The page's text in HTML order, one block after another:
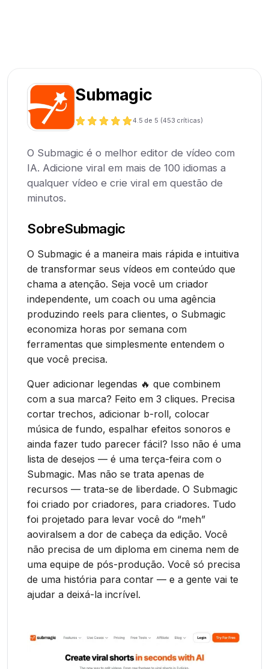
Submagic
4.5 de 5 (453 críticas)
O Submagic é o melhor editor de vídeo com
IA. Adicione viral em mais de 100 idiomas a
qualquer vídeo e crie viral em questão de
minutos.
SobreSubmagic
O Submagic é a maneira mais rápida e intuitiva
de transformar seus vídeos em conteúdo que
chama a atenção. Seja você um criador
independente, um coach ou uma agência
produzindo reels para clientes, o Submagic
economiza horas por semana com
ferramentas que simplesmente entendem o
que você precisa.
Quer adicionar legendas 🔥 que combinem
com a sua marca? Feito em 3 cliques. Precisa
cortar trechos, adicionar b-roll, colocar
música de fundo, espalhar efeitos sonoros e
ainda fazer tudo parecer fácil? Isso não é uma
lista de desejos — é uma terça-feira com o
Submagic. Mas não se trata apenas de
recursos — trata-se de liberdade. O Submagic
foi criado por criadores, para criadores. Tudo
foi projetado para levar você do “meh”
aoviralsem a dor de cabeça da edição. Você
não precisa de um diploma em cinema nem de
uma equipe de pós-produção. Você só precisa
de uma história para contar — e a gente vai te
ajudar a deixá-la incrível.